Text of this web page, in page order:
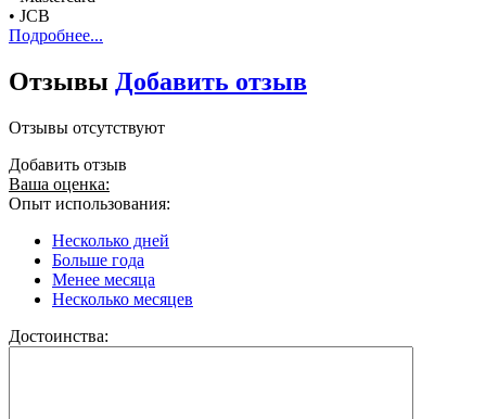
• JCB
Подробнее...
Отзывы Добавить отзыв
Отзывы отсутствуют
Добавить отзыв
Ваша оценка:
Опыт использования:
Несколько дней
Больше года
Менее месяца
Несколько месяцев
Достоинства: